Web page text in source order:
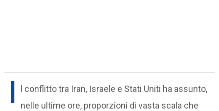
I
l conflitto tra Iran, Israele e Stati Uniti ha assunto,
nelle ultime ore, proporzioni di vasta scala che